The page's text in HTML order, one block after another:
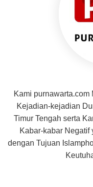
Kami purnawarta.com
Kejadian-kejadian
Timur Tengah serta
Kabar-kabar
dengan Tujuan